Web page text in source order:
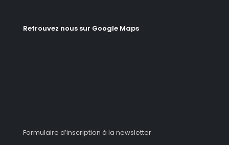
Retrouvez nous sur Google Maps
Formulaire d’inscription à la newsletter